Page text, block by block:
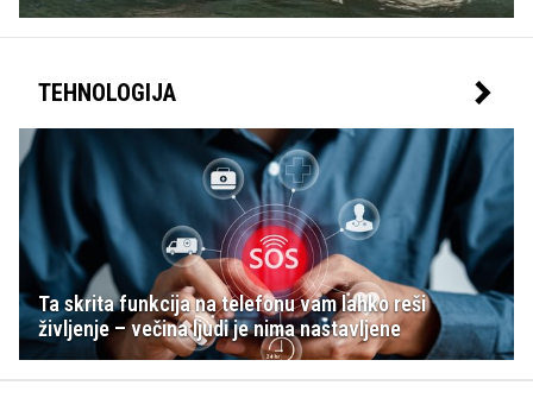
TEHNOLOGIJA
Ta skrita funkcija na telefonu vam lahko reši
življenje – večina ljudi je nima nastavljene